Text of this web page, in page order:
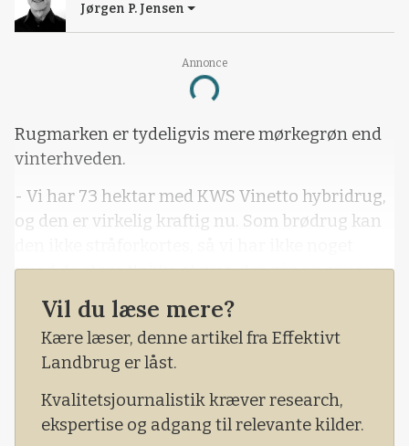
Annonce
Loading...
Jørgen P. Jensen
Rugmarken er tydeligvis mere mørkegrøn end
vinterhveden.
- Vi har 73 hektar med KWS Vinetto hybridrug,
og den er virkelig kraftig nu. Som brødrug kan
imod de store flokke af gæs, der går og græsser
rugen ned i disse dage, fortæller Ulrich Hansen,
der er driftsleder på det vestsjællandske
Løvenborg Gods nær Holbæk.
Vil du læse mere?
Kære læser, denne artikel fra Effektivt
Landbrug er låst.
Kvalitetsjournalistik kræver research,
ekspertise og adgang til relevante kilder.